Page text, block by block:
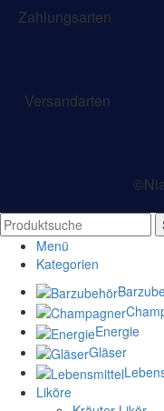
Zahlungsarten
Versandarten
Menü
Kategorien
Energie
Gläser
Liköre